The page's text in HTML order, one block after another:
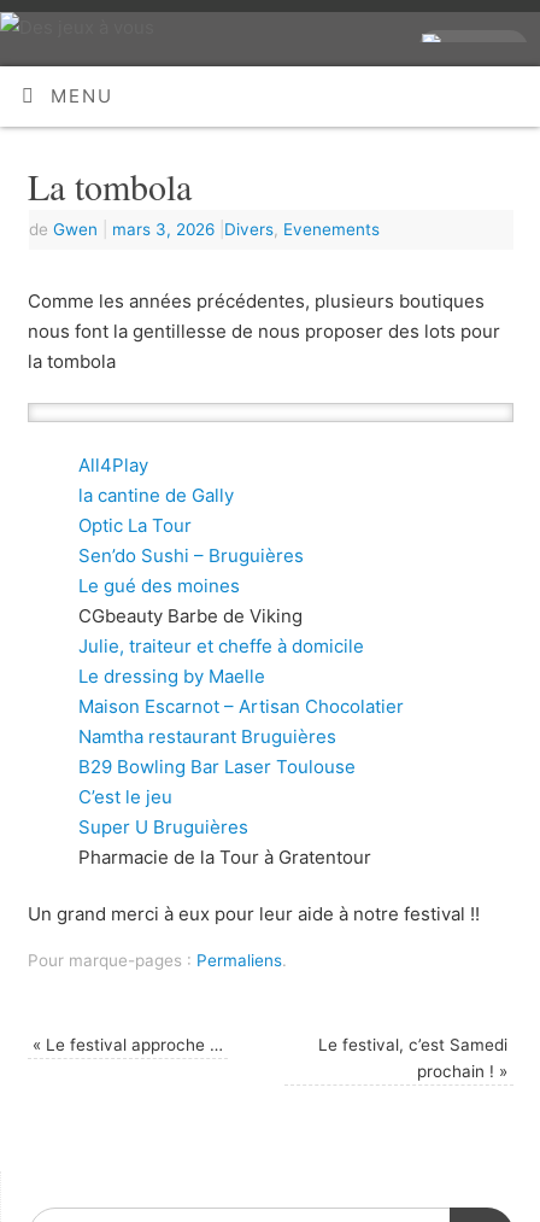
MENU
La tombola
de Gwen mars 3, 2026 Divers, Evenements
Comme les années précédentes, plusieurs boutiques
nous font la gentillesse de nous proposer des lots pour
la tombola
All4Play
la cantine de Gally
Optic La Tour
Sen’do Sushi – Bruguières
Le gué des moines
CGbeauty Barbe de Viking
Julie, traiteur et cheffe à domicile
Le dressing by Maelle
Maison Escarnot – Artisan Chocolatier
Namtha restaurant Bruguières
B29 Bowling Bar Laser Toulouse
C’est le jeu
Super U Bruguières
Pharmacie de la Tour à Gratentour
Un grand merci à eux pour leur aide à notre festival !!
Pour marque-pages : Permaliens.
« Le festival approche …
Le festival, c’est Samedi
prochain ! »